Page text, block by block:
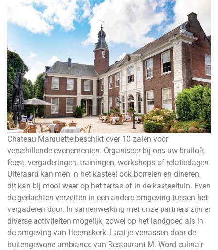
Chateau Marquette beschikt over 10 zalen voor
verschillende evenementen. Organiseer bij ons uw bruiloft,
feest, vergaderingen, trainingen, workshops of relatiedagen.
Uiteraard kan men in het kasteel ook borrelen en dineren,
dit kan bij mooi weer op het terras of in de kasteeltuin. Even
de gedachten verzetten in een andere omgeving tussen het
vergaderen door. In samenwerking met onze partners zijn er
diverse activiteiten mogelijk, zowel op het landgoed als in
de omgeving van Heemskerk. Laat je verrassen door de
buitengewone ambiance van Restaurant M. Word culinair